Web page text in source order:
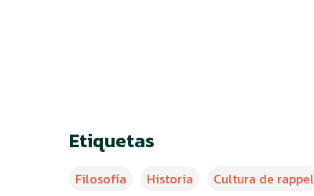
Etiquetas
Filosofía Historia
Cultura de rappel